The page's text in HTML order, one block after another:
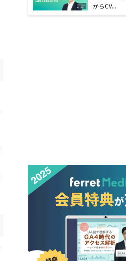
からCV...